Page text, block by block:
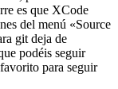
es que XCode
del menú «Source
git deja de
podéis seguir
para seguir